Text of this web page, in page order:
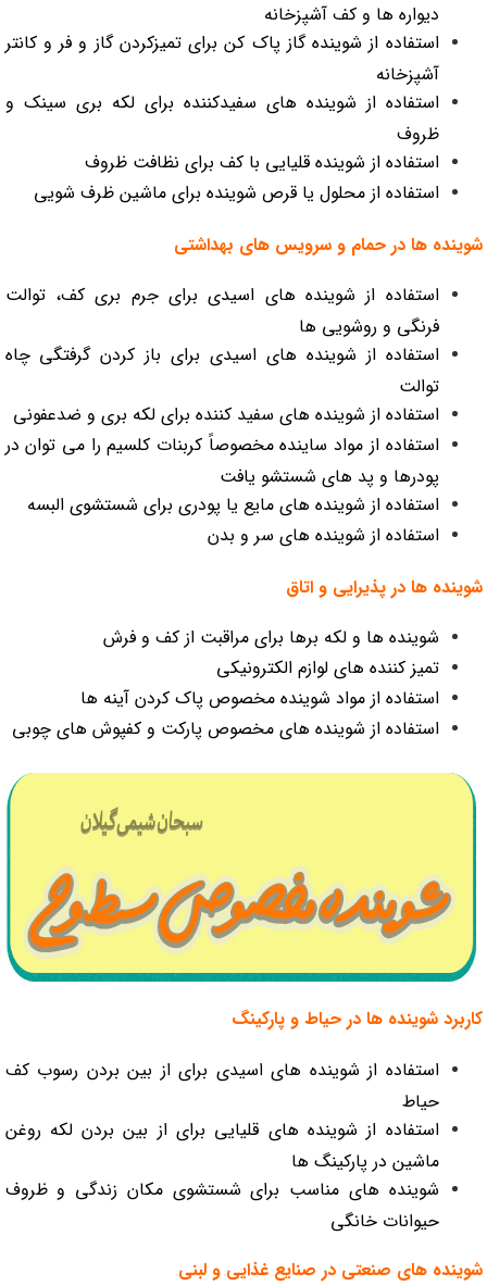
دیواره ها و کف آشپزخانه
استفاده از شوینده گاز پاک کن برای تمیزکردن گاز و فر و کانتر
آشپزخانه
استفاده از شوینده های سفیدکننده برای لکه بری سینک و
ظروف
استفاده از شوینده قلیایی با کف برای نظافت ظروف
استفاده از محلول یا قرص شوینده برای ماشین ظرف شویی
شوینده ها در حمام و سرویس های بهداشتی
استفاده از شوینده های اسیدی برای جرم بری کف، توالت
فرنگی و روشویی ها
استفاده از شوینده های اسیدی برای باز کردن گرفتگی چاه
توالت
استفاده از شوینده های سفید کننده برای لکه بری و ضدعفونی
استفاده از مواد ساینده مخصوصاً کربنات کلسیم را می توان در
پودرها و پد های شستشو یافت
استفاده از شوینده های مایع یا پودری برای شستشوی البسه
استفاده از شوینده های سر و بدن
شوینده ها در پذیرایی و اتاق
شوینده ها و لکه برها برای مراقبت از کف و فرش
تمیز کننده های لوازم الکترونیکی
استفاده از مواد شوینده مخصوص پاک کردن آینه ها
استفاده از شوینده های مخصوص پارکت و کفپوش های چوبی
کاربرد شوینده ها در حیاط و پارکینگ
استفاده از شوینده های اسیدی برای از بین بردن رسوب کف
حیاط
استفاده از شوینده های قلیایی برای از بین بردن لکه روغن
ماشین در پارکینگ ها
شوینده های مناسب برای شستشوی مکان زندگی و ظروف
حیوانات خانگی
شوینده های صنعتی در صنایع غذایی و لبنی